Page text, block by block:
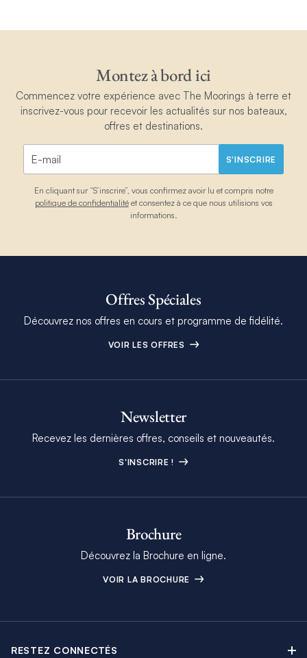
Montez à bord ici
Commencez votre expérience avec The Moorings à terre et
inscrivez-vous pour recevoir les actualités sur nos bateaux,
offres et destinations.
S'INSCRIRE
En cliquant sur “S’inscrire”, vous confirmez avoir lu et compris notre
politique de confidentialitéet consentez à ce que nous utilisions vos
informations.
Offres Spéciales
Découvrez nos offres en cours et programme de fidélité.
VOIR LES OFFRES
Newsletter
Recevez les dernières offres, conseils et nouveautés.
S'INSCRIRE !
Brochure
Découvrez la Brochure en ligne.
VOIR LA BROCHURE
RESTEZ CONNECTÉS